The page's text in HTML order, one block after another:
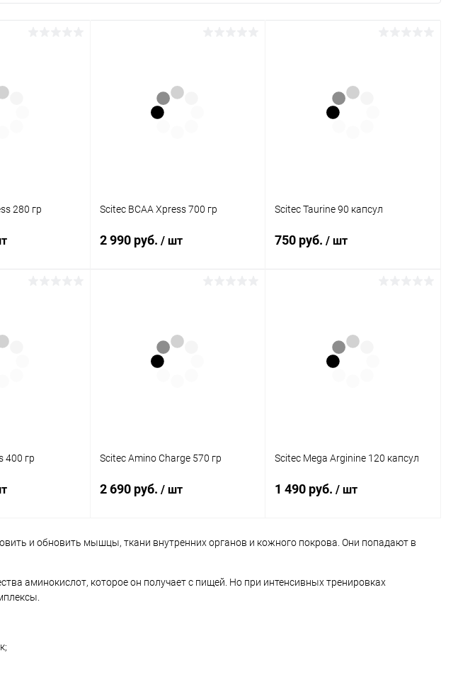
280 гр Scitec BCAA Xpress 700 гр
2 990 руб. / шт
Купить в 1 клик
В избранное
Scitec Taurine 90 капсул
750 руб./ шт
Купить в 1 клик
В избранное
400 гр
Сравнение
Scitec Amino Charge 570 гр
2 690 руб. / шт
В корзину
Купить в 1 клик Сравнение
Scitec Mega Arginine 120 капсул
1 490 руб./ шт
В корзину
Купить в 1 клик Сравнение
и обновить мышцы, ткани внутренних органов и кожного покрова. Они попадают в
аминокислот, которое он получает с пищей. Но при интенсивных тренировках